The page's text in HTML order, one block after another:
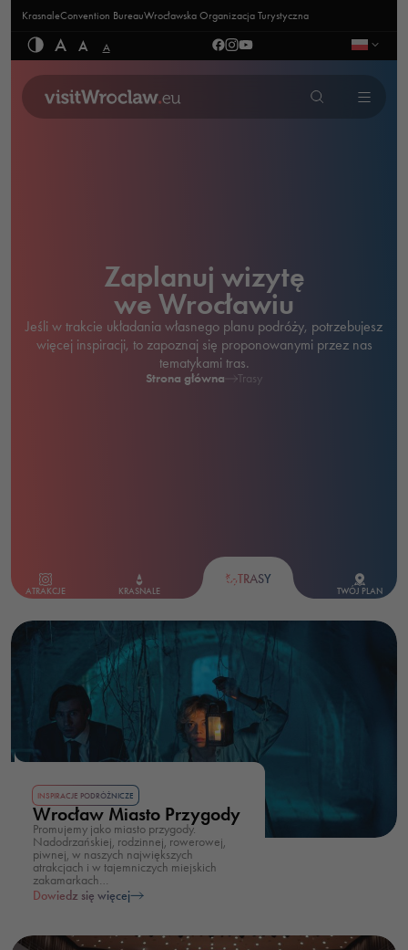
KrasnaleConvention BureauWrocławska Organizacja Turystyczna
A A A
Zaplanuj wizytę
we Wrocławiu
Jeśli w trakcie układania własnego planu podróży, potrzebujesz
więcej inspiracji, to zapoznaj się proponowanymi przez nas
tematykami tras.
Strona główna Trasy
ATRAKCJE KRASNALE
TRASY
TWÓJ PLAN
INSPIRACJE PODRÓŻNICZE
Wrocław Miasto Przygody
Promujemy jako miasto przygody.
Nadodrzańskiej, rodzinnej, rowerowej,
piwnej, w naszych największych
atrakcjach i w tajemniczych miejskich
zakamarkach…
Dowiedz się więcej